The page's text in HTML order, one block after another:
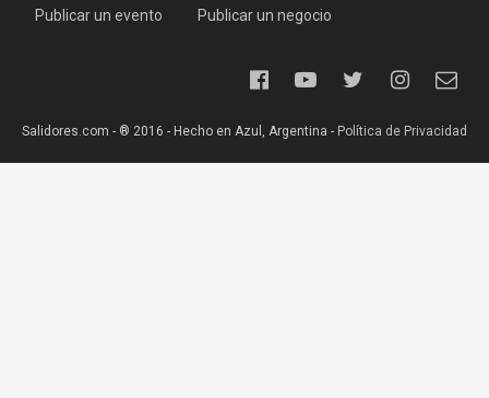
Publicar un evento Publicar un negocio
Salidores.com - ® 2016 - Hecho en Azul, Argentina - Política de Privacidad